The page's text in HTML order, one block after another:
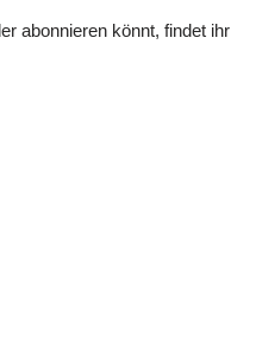
abonnieren könnt, findet ihr